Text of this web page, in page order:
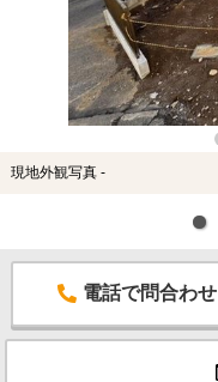
現地外観写真 -
電話で問合わせ